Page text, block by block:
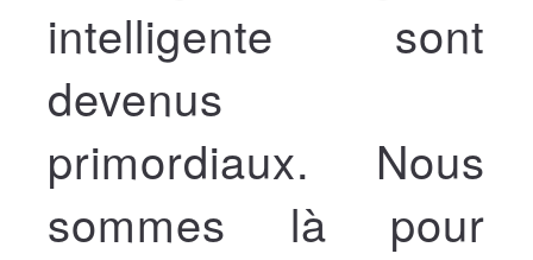
intelligente sont
devenus
primordiaux. Nous
sommes là pour